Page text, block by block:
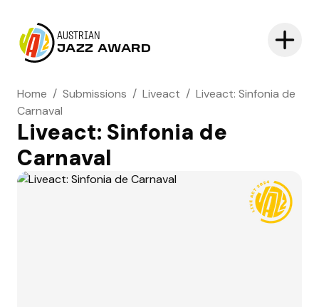
AUSTRIAN
JAZZ AWARD
Home / Submissions / Liveact / Liveact: Sinfonia de
Carnaval
Liveact: Sinfonia de
Carnaval